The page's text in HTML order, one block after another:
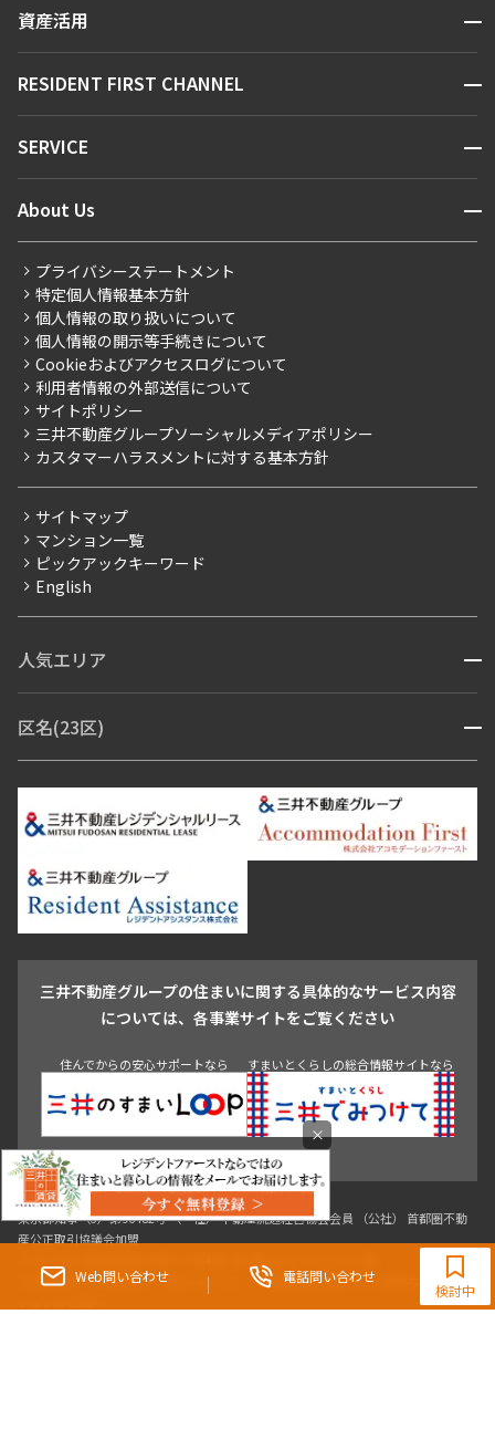
Web問い合わせ 電話問い合わせ
0120-321-983
9:30~18:00（水曜定休）
検討中
新着情報から探す
新着募集情報
こだわりから探す
こだわり一覧
プレミアムマンション
新築
当社限定（港区・渋谷区）
当社限定（港区・渋谷区以外）
三井不動産企画
賃料改定
フリーレント
ペット可
ブランドマンション
お問い合わせ
資産活用 開閉
お問い合わせ
RESIDENT FIRST CHANNEL 開閉
マンションレポート
住まいのコラム
SERVICE 開閉
会員ページ
ご入居・提携サービス
お部屋探しからご契約まで
よくあるご質問
社宅紹介
【仲介会社様向け】当社仲介事業部取り扱い物件入居申込
About Us 開閉
会社情報
事業案内
採用情報
ニュースリリース
お問い合わせ
プライバシーステートメント
特定個人情報基本方針
個人情報の取り扱いについて
個人情報の開示等手続きについて
Cookieおよびアクセスログについて
利用者情報の外部送信について
サイトポリシー
三井不動産グループソーシャルメディアポリシー
カスタマーハラスメントに対する基本方針
サイトマップ
マンション一覧
ピックアックキーワード
English
人気エリア 開閉
青山・表参道・原宿
市ヶ谷・神楽坂・飯田橋
三田・芝・浜松町
芝浦・汐留・品川
月島・勝どき・豊洲
本郷・春日・小石川
目白・高田馬場・早稲田
中野・荻窪
池尻大橋・三軒茶屋
祐天寺・学芸大学・自由が丘
駒沢・用賀・二子玉川
成城・砧
青山 渋谷 東京・大手町 新宿 品川
目黒・中目黒
区名(23区) 開閉
江東区 台東区 墨田区
中野区
豊島区
杉並区 板橋区 練馬区 荒川区
足立区
葛飾区
江戸川区
三井不動産グループの住まいに関する具体的なサービス内容
については、各事業サイトをご覧ください
住んでからの安心サポートなら すまいとくらしの総合情報サイトなら
東京都知事（3）第96482号 （一社） 不動産流通経営協会会員 （公社） 首都圏不動
×